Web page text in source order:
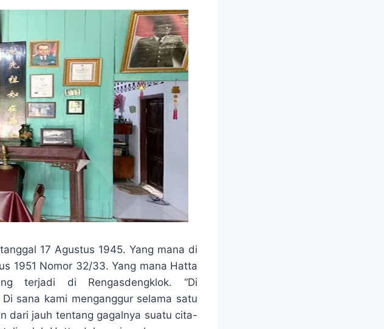
17 Agustus 1945. Yang mana di
1951 Nomor 32/33. Yang mana Hatta
terjadi di Rengasdengklok. “Di
sana kami menganggur selama satu
dari jauh tentang gagalnya suatu cita-